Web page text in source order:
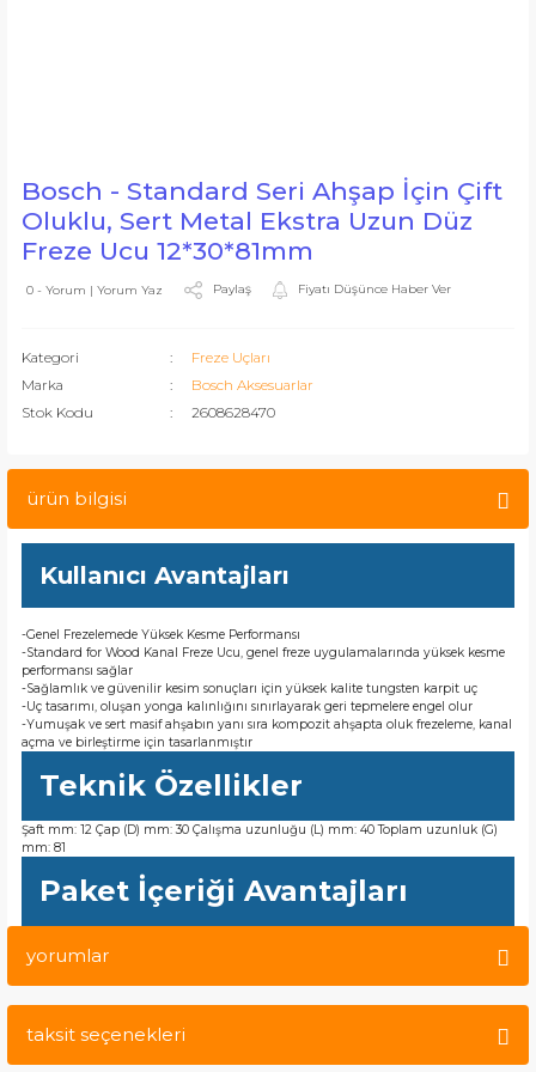
Bosch - Standard Seri Ahşap İçin Çift
Oluklu, Sert Metal Ekstra Uzun Düz
Freze Ucu 12*30*81mm
0 - Yorum | Yorum Yaz Paylaş Fiyatı Düşünce Haber Ver
Kategori
Freze Uçları
Marka
Bosch Aksesuarlar
Stok Kodu
2608628470
ürün bilgisi
Kullanıcı Avantajları
-Genel Frezelemede Yüksek Kesme Performansı
-Standard for Wood Kanal Freze Ucu, genel freze uygulamalarında yüksek kesme
performansı sağlar
-Sağlamlık ve güvenilir kesim sonuçları için yüksek kalite tungsten karpit uç
-Uç tasarımı, oluşan yonga kalınlığını sınırlayarak geri tepmelere engel olur
-Yumuşak ve sert masif ahşabın yanı sıra kompozit ahşapta oluk frezeleme, kanal
açma ve birleştirme için tasarlanmıştır
Teknik Özellikler
Şaft mm: 12 Çap (D) mm: 30 Çalışma uzunluğu (L) mm: 40 Toplam uzunluk (G)
mm: 81
Paket İçeriği Avantajları
yorumlar
taksit seçenekleri